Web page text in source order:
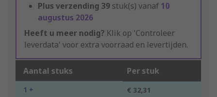
Plus verzending 39 stuk(s) vanaf 10
augustus 2026
Heeft u meer nodig? Klik op 'Controleer
leverdata' voor extra voorraad en levertijden.
Aantal stuks Per stuk
1 + € 32,31